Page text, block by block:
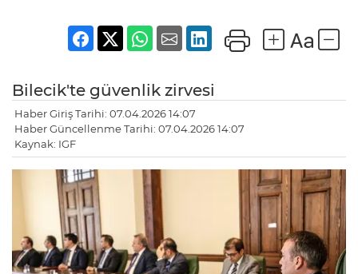
Bilecik'te güvenlik zirvesi
Haber Giriş Tarihi: 07.04.2026 14:07
Haber Güncellenme Tarihi: 07.04.2026 14:07
Kaynak: IGF